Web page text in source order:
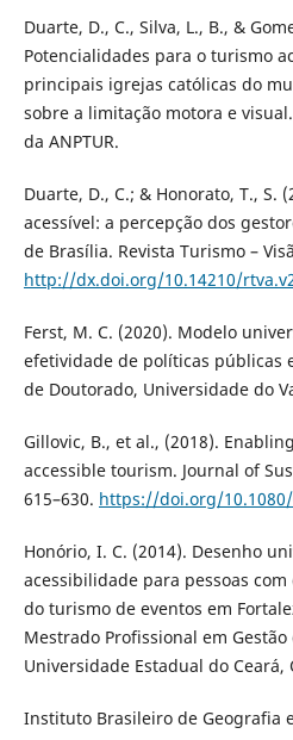
Duarte, D., C., Silva, L., B., &
Potencialidades para o turismo
principais igrejas católicas do
sobre a limitação motora e
da ANPTUR.
Duarte, D., C.; & Honorato, T., S.
acessível: a percepção dos
de Brasília. Revista Turismo –
http://dx.doi.org/10.14210/
Ferst, M. C. (2020). Modelo
efetividade de políticas públicas
de Doutorado, Universidade do
Gillovic, B., et al., (2018).
accessible tourism. Journal of
615–630. https://doi.org/10.1080/
Honório, I. C. (2014). Desenho
acessibilidade para pessoas
do turismo de eventos em
Mestrado Profissional em
Universidade Estadual do Ceará,
Instituto Brasileiro de Geografia